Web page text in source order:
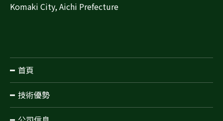
Komaki City, Aichi Prefecture
首頁
技術優勢